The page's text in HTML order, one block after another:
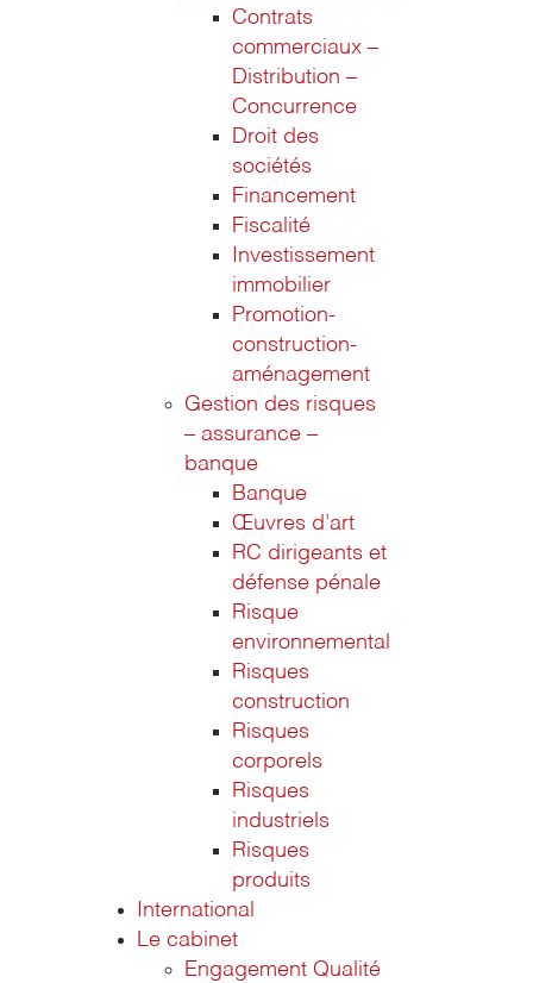
Contrats
commerciaux –
Distribution –
Concurrence
Droit des
sociétés
Financement
Fiscalité
Investissement
immobilier
Promotion-
construction-
aménagement
Gestion des risques
– assurance –
banque
Banque
Œuvres d’art
RC dirigeants et
défense pénale
Risque
environnemental
Risques
construction
Risques
corporels
Risques
industriels
Risques
produits
International
Le cabinet
Engagement Qualité